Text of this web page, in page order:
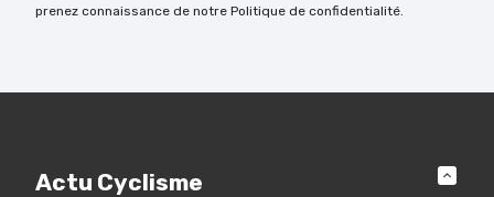
prenez connaissance de notre Politique de confidentialité.
Actu Cyclisme